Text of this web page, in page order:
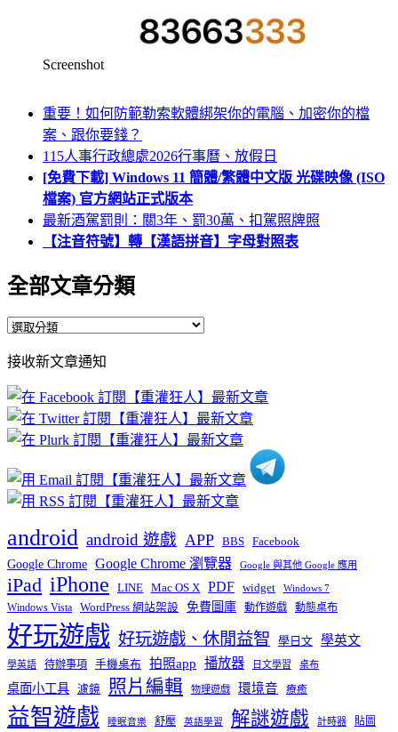
Screenshot
重要！如何防範勒索軟體綁架你的電腦、加密你的檔
案、跟你要錢？
115人事行政總處2026行事曆、放假日
[免費下載] Windows 11 簡體/繁體中文版 光碟映像 (ISO
檔案) 官方網站正式版本
最新酒駕罰則：關3年、罰30萬、扣駕照牌照
【注音符號】轉【漢語拼音】字母對照表
全部文章分類
全
文
章
分
類
接收新文章通知
android android 遊戲 APP BBS Facebook
Google Chrome Google Chrome 瀏覽器 Google 與其他 Google 應用
iPad iPhone LINE Mac OS X PDF widget Windows 7
Windows Vista WordPress 網站架設 免費圖庫 動作遊戲 動態桌布
好玩遊戲 好玩遊戲、休閒益智 學日文 學英文
學英語 待辦事項 手機桌布 拍照app 播放器 日文學習 桌布
桌面小工具 濾鏡 照片編輯 物理遊戲 環境音 療癒
益智遊戲 睡眠音樂 舒壓 英語學習 解謎遊戲 計時器
貼圖